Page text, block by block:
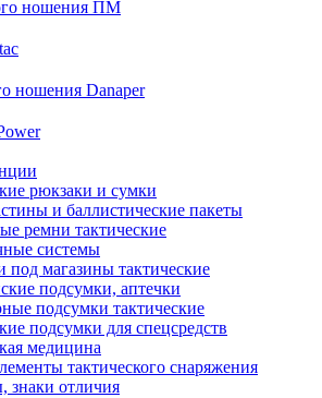
ношения ПМ
ношения Danaper
рюкзаки и сумки
и баллистические пакеты
ремни тактические
системы
под магазины тактические
подсумки, аптечки
подсумки тактические
подсумки для спецсредств
медицина
тактического снаряжения
отличия